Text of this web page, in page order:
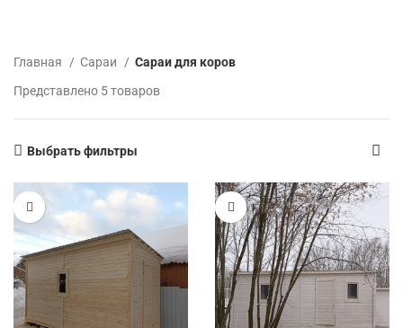
Главная Сараи
Сараи для коров
Представлено 5 товаров
Выбрать фильтры